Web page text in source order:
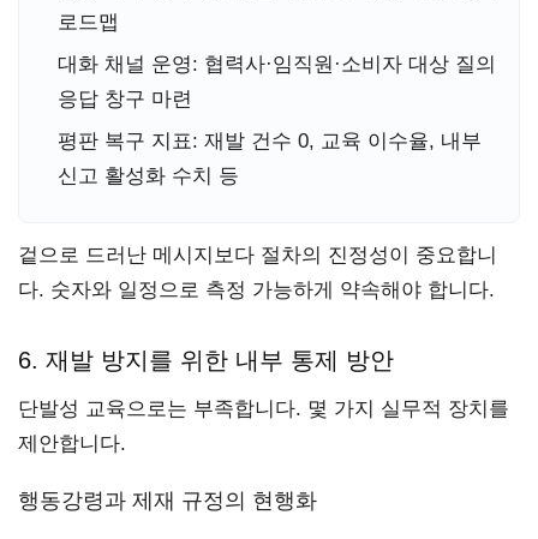
로드맵
대화 채널 운영: 협력사·임직원·소비자 대상 질의
응답 창구 마련
평판 복구 지표: 재발 건수 0, 교육 이수율, 내부
신고 활성화 수치 등
겉으로 드러난 메시지보다 절차의 진정성이 중요합니
다. 숫자와 일정으로 측정 가능하게 약속해야 합니다.
6. 재발 방지를 위한 내부 통제 방안
단발성 교육으로는 부족합니다. 몇 가지 실무적 장치를
제안합니다.
행동강령과 제재 규정의 현행화